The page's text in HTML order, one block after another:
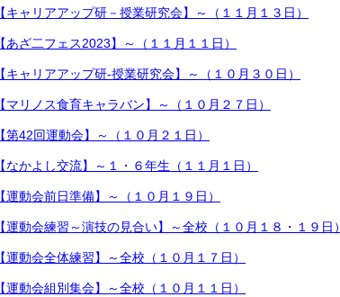
【キャリアアップ研－授業研究会】～（１１月１３日）
【あざ二フェス2023】～（１１月１１日）
【キャリアアップ研-授業研究会】～（１０月３０日）
【マリノス食育キャラバン】～（１０月２７日）
【第42回運動会】～（１０月２１日）
【なかよし交流】～１・６年生（１１月１日）
【運動会前日準備】～（１０月１９日）
【運動会練習～演技の見合い】～全校（１０月１８・１９日）
【運動会全体練習】～全校（１０月１７日）
【運動会組別集会】～全校（１０月１１日）